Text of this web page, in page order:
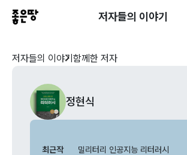
저자들의 이야기
저자들의 이야기 함께한 저자
정현식
최근작 밀리터리 인공지능 리터러시